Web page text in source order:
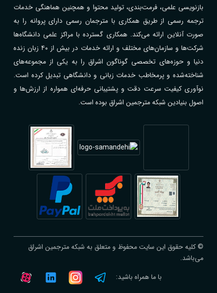
بازنویسی علمی، فرمت‌بندی، تولید محتوا و همچنین هماهنگی خدمات
ترجمه رسمی از طریق همکاری با مترجمان رسمی دارای پروانه را به
صورت آنلاین ارائه می‌کند. همکاری گسترده با مراکز علمی دانشگاه‌ها
شرکت‌ها و سازمان‌های مختلف و ارائه خدمات در بیش از ۴۰ زبان زنده
دنیا و حوزه‌های تخصصی گوناگون اشراق را به یکی از مجموعه‌های
شناخته‌شده و پرمخاطب خدمات زبانی و دانشگاهی تبدیل کرده است.
نوآوری کیفیت سرعت دقت و پشتیبانی حرفه‌ای همواره از ارزش‌ها و
اصول بنیادین شبکه مترجمین اشراق بوده است.
© کلیه حقوق این سایت محفوظ و متعلق به شبکه مترجمین اشراق
می‌باشد.
با ما همراه باشید: